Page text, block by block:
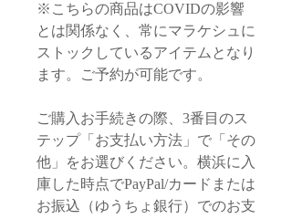
※こちらの商品はCOVIDの影響
とは関係なく、常にマラケシュに
ストックしているアイテムとなり
ます。ご予約が可能です。
ご購入お手続きの際、3番目のス
テップ「お支払い方法」で「その
他」をお選びください。横浜に入
庫した時点でPayPal/カードまたは
お振込（ゆうちょ銀行）でのお支